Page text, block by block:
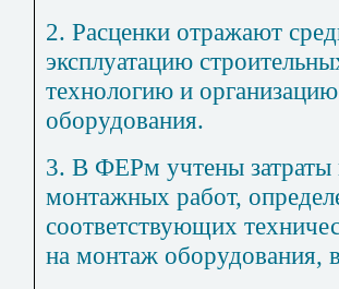
2. Расценки отражают
эксплуатацию
технологию и
оборудования.
3. В ФЕРм учтены затраты
монтажных работ,
соответствующих
на монтаж оборудования,